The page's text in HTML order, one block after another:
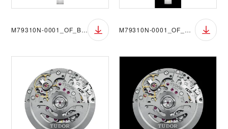
M79310N-0001_OF_BGW M79310N-0001_OF_BGB